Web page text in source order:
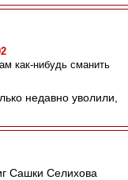
как-нибудь сманить
недавно уволили,
Сашки Селихова